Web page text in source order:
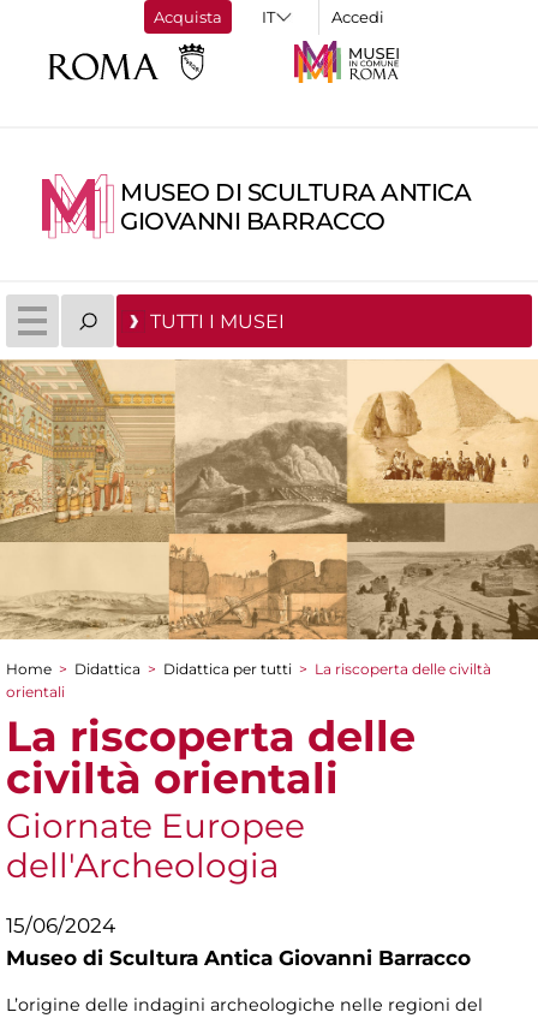
Acquista Accedi
MUSEO DI SCULTURA ANTICA
GIOVANNI BARRACCO
TUTTI I MUSEI
Tu sei qui
Home > Didattica > Didattica per tutti > La riscoperta delle civiltà
orientali
La riscoperta delle
civiltà orientali
Giornate Europee
dell'Archeologia
15/06/2024
Museo di Scultura Antica Giovanni Barracco
L’origine delle indagini archeologiche nelle regioni del